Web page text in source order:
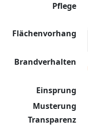
Pflege
Flächenvorhang
Brandverhalten
Einsprung
Musterung
Transparenz